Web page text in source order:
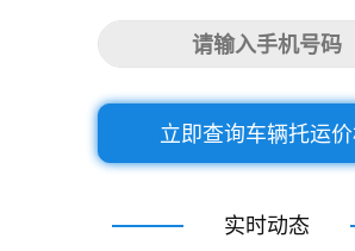
立即查询车辆托运
实时动态